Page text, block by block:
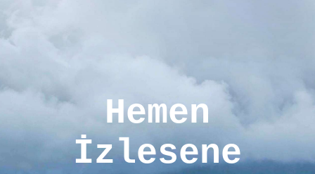
Hemen
İzlesene